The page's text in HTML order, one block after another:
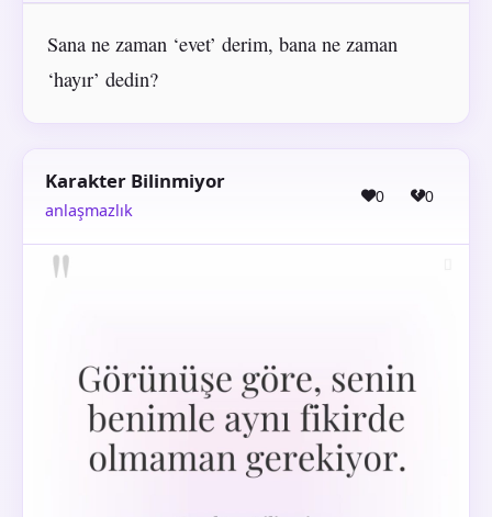
Sana ne zaman ‘evet’ derim, bana ne zaman
‘hayır’ dedin?
Karakter Bilinmiyor
anlaşmazlık
0 0